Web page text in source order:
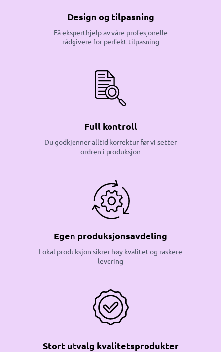
Design og tilpasning
Få eksperthjelp av våre profesjonelle
rådgivere for perfekt tilpasning
Full kontroll
Du godkjenner alltid korrektur før vi setter
ordren i produksjon
Egen produksjonsavdeling
Lokal produksjon sikrer høy kvalitet og raskere
levering
Stort utvalg kvalitetsprodukter